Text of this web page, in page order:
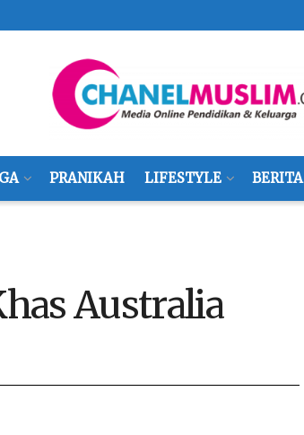
PRANIKAH LIFESTYLE BERITA
Australia